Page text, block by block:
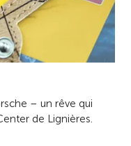
– un rêve qui
de Lignières.